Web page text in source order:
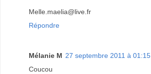
Melle.maelia@live.fr
Répondre
Mélanie M 27 septembre 2011 à 01:15
Coucou